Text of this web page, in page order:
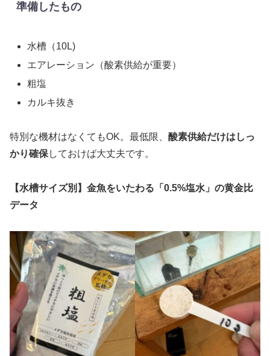
準備したもの
水槽（10L)
エアレーション（酸素供給が重要）
粗塩
カルキ抜き
特別な機材はなくてもOK。最低限、 酸素供給だけはしっ
かり確保しておけば大丈夫です。
【水槽サイズ別】金魚をいたわる「0.5%塩水」の黄金比
データ